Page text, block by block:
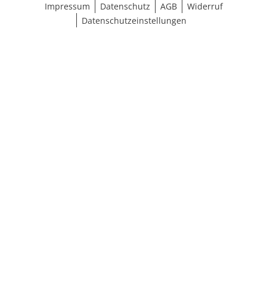
Impressum
Datenschutz AGB
Widerruf
Datenschutzeinstellungen